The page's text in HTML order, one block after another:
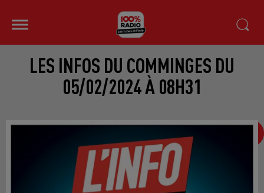
LES INFOS DU COMMINGES DU
05/02/2024 À 08H31